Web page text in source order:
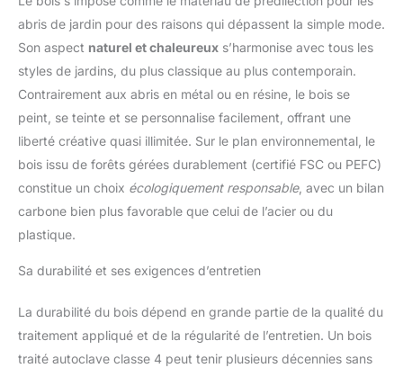
abris de jardin pour des raisons qui dépassent la simple mode.
Son aspect naturel et chaleureux s’harmonise avec tous les
styles de jardins, du plus classique au plus contemporain.
Contrairement aux abris en métal ou en résine, le bois se
peint, se teinte et se personnalise facilement, offrant une
liberté créative quasi illimitée. Sur le plan environnemental, le
bois issu de forêts gérées durablement (certifié FSC ou PEFC)
constitue un choix écologiquement responsable, avec un bilan
carbone bien plus favorable que celui de l’acier ou du
plastique.
Sa durabilité et ses exigences d’entretien
La durabilité du bois dépend en grande partie de la qualité du
traitement appliqué et de la régularité de l’entretien. Un bois
traité autoclave classe 4 peut tenir plusieurs décennies sans